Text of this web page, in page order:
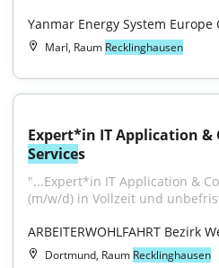
Yanmar Energy System Europe
Marl, Raum Recklinghausen
Services
"...Expert*in IT Application &
(m/w/d) in Vollzeit und
ARBEITERWOHLFAHRT Bezirk
Dortmund, Raum Recklinghausen